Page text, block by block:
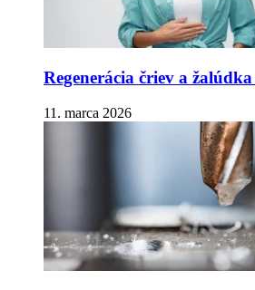
Regenerácia čriev a
11. marca 2026